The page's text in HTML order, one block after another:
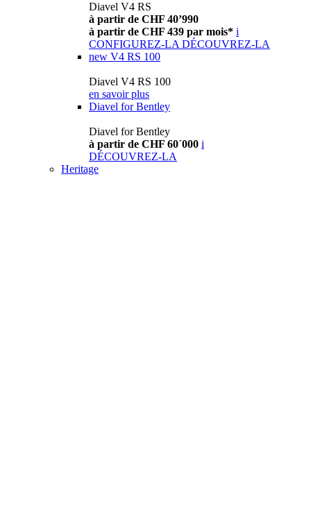
Diavel V4 RS
à partir de CHF 40’990
à partir de CHF 439 par mois* i
CONFIGUREZ-LA DÉCOUVREZ-LA
new V4 RS 100
Diavel V4 RS 100
en savoir plus
Diavel for Bentley
Diavel for Bentley
à partir de CHF 60´000 i
DÉCOUVREZ-LA
Heritage